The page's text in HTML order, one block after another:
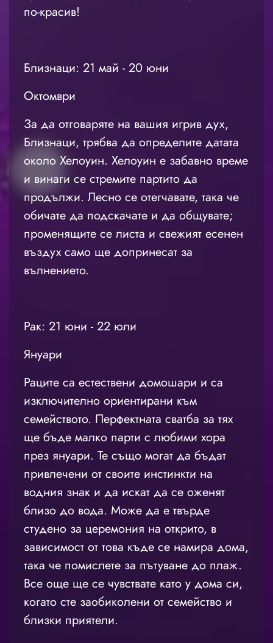
по-красив!
Близнаци: 21 май - 20 юни
Октомври
За да отговаряте на вашия игрив дух,
Близнаци, трябва да определите датата
около Хелоуин. Хелоуин е забавно време
и винаги се стремите партито да
продължи. Лесно се отегчавате, така че
обичате да подскачате и да общувате;
променящите се листа и свежият есенен
въздух само ще допринесат за
вълнението.
Рак: 21 юни - 22 юли
Януари
Раците са естествени домошари и са
изключително ориентирани към
семейството. Перфектната сватба за тях
ще бъде малко парти с любими хора
през януари. Те също могат да бъдат
привлечени от своите инстинкти на
водния знак и да искат да се оженят
близо до вода. Може да е твърде
студено за церемония на открито, в
зависимост от това къде се намира дома,
така че помислете за пътуване до плаж.
Все още ще се чувствате като у дома си,
когато сте заобиколени от семейство и
близки приятели.